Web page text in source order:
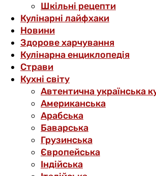
Шкільні рецепти
Кулінарні лайфхаки
Новини
Здорове харчування
Кулінарна енциклопедія
Страви
Кухні світу
Автентична українська
Американська
Арабська
Баварська
Грузинська
Європейська
Індійська